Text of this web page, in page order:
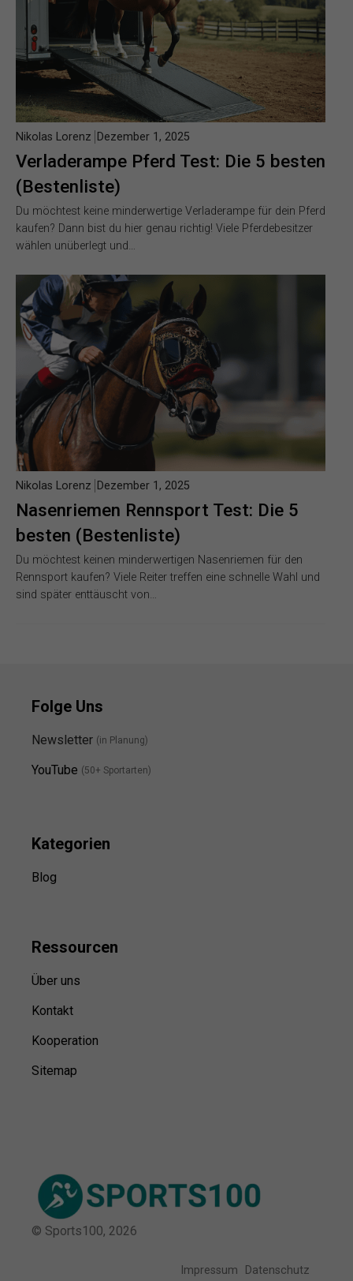
Verladerampe Pferd Test: Die 5 besten
(Bestenliste)
Nikolas Lorenz Dezember 1, 2025
Du möchtest keine minderwertige Verladerampe für dein Pferd
kaufen? Dann bist du hier genau richtig! Viele Pferdebesitzer
wählen unüberlegt und…
Nasenriemen Rennsport Test: Die 5
besten (Bestenliste)
Nikolas Lorenz Dezember 1, 2025
Du möchtest keinen minderwertigen Nasenriemen für den
Rennsport kaufen? Viele Reiter treffen eine schnelle Wahl und
sind später enttäuscht von…
Folge Uns
Newsletter (in Planung)
YouTube (50+ Sportarten)
Kategorien
Blog
Ressourcen
Über uns
Kontakt
Kooperation
Sitemap
© Sports100, 2026
Impressum Datenschutz